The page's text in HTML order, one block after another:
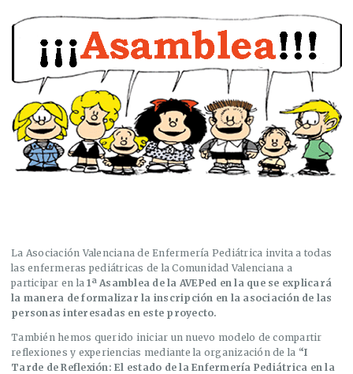
La Asociación Valenciana de Enfermería Pediátrica invita a todas
las enfermeras pediátricas de la Comunidad Valenciana a
participar en la1ª Asamblea de la AVEPed en la que se explicará
la manera de formalizar la inscripción en la asociación de las
personas interesadas en este proyecto.
También hemos querido iniciar un nuevo modelo de compartir
reflexiones y experiencias mediante la organización de la “I
Tarde de Reflexión: El estado de la Enfermería Pediátrica en la